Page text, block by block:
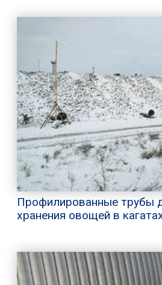
Профилированные трубы
хранения овощей в